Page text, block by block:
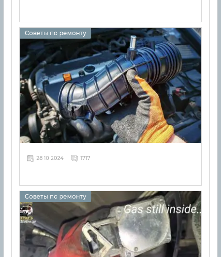
Советы по ремонту
28 10 2024 1717
Советы по ремонту